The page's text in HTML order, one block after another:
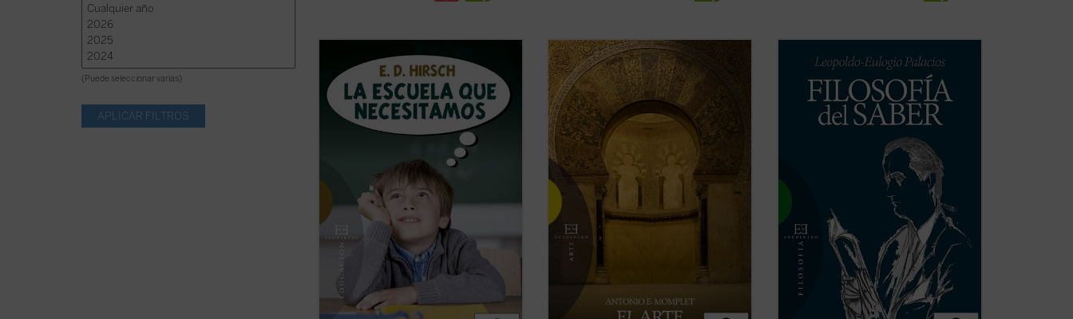
(Puede seleccionar varias)
Por primera vez traducido al español,
escuela que necesitamoses un libro
absolutamente contracorriente. Con
argumentos fundamentados en los más
relevantes estudios científicos y en su
amplísimo bagaje cultural, literario,
El arte hispanomusulmán es parte del
arte islámico. Pero, al mismo tiempo, es
heredero y receptor de otras tradiciones
artísticas que son las que colaboran a
darle su riqueza y su propia
caracterización. La presencia del Islam
en la península ...
Filosofía del Saberde Leopoldo-
Eulogio Palacios es una investigación
personal, pero sistemática, sobre el
conocimiento científico y técnico en sus
aspectos filosóficos. Su primera parte
(ver ficha)